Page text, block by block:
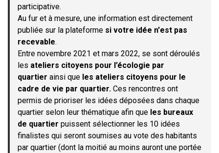
participative.
Au fur et à mesure, une information est directement
publiée sur la plateforme si votre idée n'est pas
recevable.
Entre novembre 2021 et mars 2022, se sont déroulés
les ateliers citoyens pour l’écologie par
quartier ainsi que les ateliers citoyens pour le
cadre de vie par quartier. Ces rencontres ont
permis de prioriser les idées déposées dans chaque
quartier selon leur thématique afin que les bureaux
de quartier puissent sélectionner les 10 idées
finalistes qui seront soumises au vote des habitants
par quartier (dont la moitié au moins auront une portée